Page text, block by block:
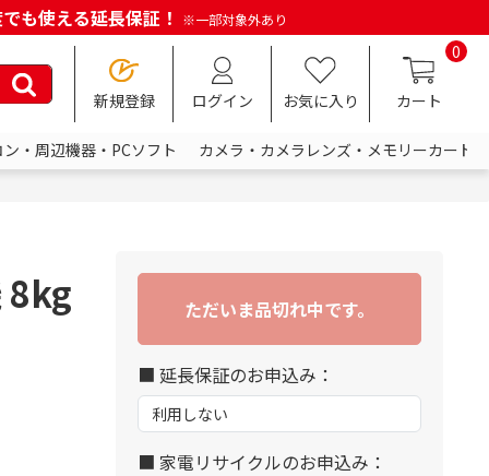
も使える延長保証！ ※一部対象外あり
新規登録 ログイン お気に入り
0
カート
・周辺機器・PCソフト カメラ・カメラレンズ・メモリーカード
8kg ただいま品切れ中です。
■ 延長保証のお申込み：
■ 家電リサイクルのお申込み：